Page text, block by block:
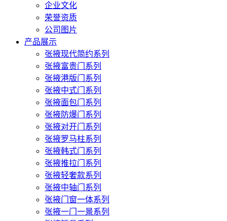
企业文化
荣誉资质
公司图片
产品展示
张掖现代简约系列
张掖富贵门系列
张掖港版门系列
张掖中式门系列
张掖面包门系列
张掖防爆门系列
张掖对开门系列
张掖罗马柱系列
张掖韩式门系列
张掖推拉门系列
张掖轻奢款系列
张掖中轴门系列
张掖门窗一体系列
张掖一门一景系列